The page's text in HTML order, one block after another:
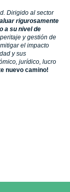
Dirigido al sector
rigurosamente
a su nivel de
y gestión de
el impacto
y sus
jurídico, lucro
nuevo camino!